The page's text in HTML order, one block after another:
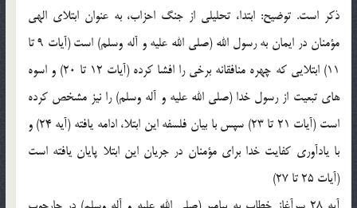
ذکر است. توضيح: ابتدا، تحليلي از جنگ احزاب، به عنوان ابتلاي الهي
مؤمنان در ايمان به رسول الله (صلي الله عليه و آله وسلم) است (آيات 9 تا
11) ابتلايي که چهره منافقانه برخي را افشا کرده (آيات 12 تا 20) و اسوه
هاي تبعيت از رسول خدا (صلي الله عليه و آله وسلم) را نيز مشخص کرده
است (آيات 21 تا 23) سپس با بيان فلسفه اين ابتلا، ادامه يافته (آيه 24) و
با يادآوري کفايت خدا براي مؤمنان در جريان اين ابتلا پايان يافته است
(آيات 25 تا 27)